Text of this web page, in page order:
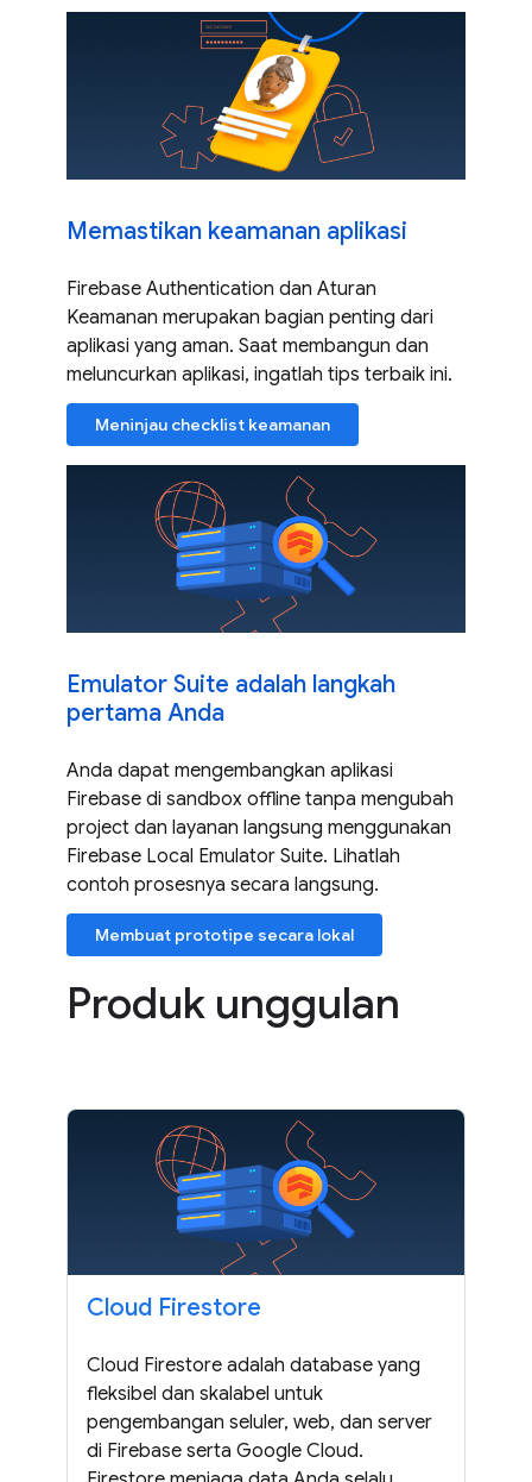
Memastikan keamanan aplikasi
Firebase Authentication dan Aturan
Keamanan merupakan bagian penting dari
aplikasi yang aman. Saat membangun dan
meluncurkan aplikasi, ingatlah tips terbaik ini.
Meninjau checklist keamanan
Emulator Suite adalah langkah
pertama Anda
Anda dapat mengembangkan aplikasi
Firebase di sandbox offline tanpa mengubah
project dan layanan langsung menggunakan
Firebase Local Emulator Suite. Lihatlah
contoh prosesnya secara langsung.
Membuat prototipe secara lokal
Produk unggulan
Cloud Firestore
Cloud Firestore adalah database yang
fleksibel dan skalabel untuk
pengembangan seluler, web, dan server
di Firebase serta Google Cloud.